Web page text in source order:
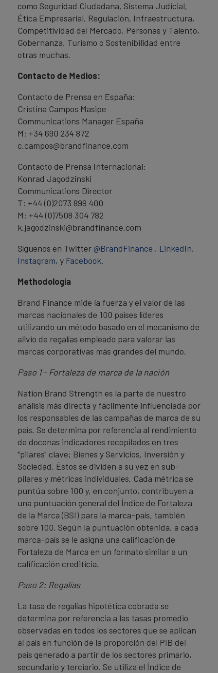
como Seguridad Ciudadana, Sistema Judicial,
Ética Empresarial, Regulación, Infraestructura,
Competitividad del Mercado, Personas y Talento,
Gobernanza, Turismo o Sostenibilidad entre
otras muchas.
Contacto de Medios:
Contacto de Prensa en España:
Cristina Campos Masipe
Communications Manager España
M: +34 690 234 872
c.campos@brandfinance.com
Contacto de Prensa Internacional:
Konrad Jagodzinski
Communications Director
T: +44 (0)2073 899 400
M: +44 (0)7508 304 782
k.jagodzinski@brandfinance.com
Síguenos en Twitter @BrandFinance , LinkedIn,
Instagram, y Facebook.
Methodología
Brand Finance mide la fuerza y el valor de las
marcas nacionales de 100 países líderes
utilizando un método basado en el mecanismo de
alivio de regalías empleado para valorar las
marcas corporativas más grandes del mundo.
Paso 1 - Fortaleza de marca de la nación
Nation Brand Strength es la parte de nuestro
análisis más directa y fácilmente influenciada por
los responsables de las campañas de marca de su
país. Se determina por referencia al rendimiento
de docenas indicadores recopilados en tres
"pilares" clave; Bienes y Servicios, Inversión y
Sociedad. Éstos se dividen a su vez en sub-
pilares y métricas individuales. Cada métrica se
puntúa sobre 100 y, en conjunto, contribuyen a
una puntuación general del Índice de Fortaleza
de la Marca (BSI) para la marca-país, también
sobre 100. Según la puntuación obtenida, a cada
marca-país se le asigna una calificación de
Fortaleza de Marca en un formato similar a un
calificación crediticia.
Paso 2: Regalías
La tasa de regalías hipotética cobrada se
determina por referencia a las tasas promedio
observadas en todos los sectores que se aplican
al país en función de la proporción del PIB del
país generado a partir de los sectores primario,
secundario y terciario. Se utiliza el Índice de